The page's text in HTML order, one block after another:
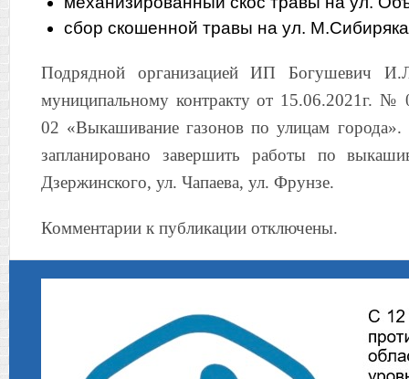
сбор скошенной травы на ул.
Подрядной организацией ИП Богушевич
муниципальному контракту от 15.06.2021г. №
02 «Выкашивание газонов по улицам
запланировано завершить работы по
Дзержинского, ул. Чапаева, ул. Фрунзе.
Комментарии к публикации отключены.